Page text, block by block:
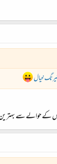
خیال
کے حوالے سے